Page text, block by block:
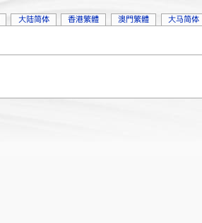
大陆简体 香港繁體 澳門繁體 大马简体